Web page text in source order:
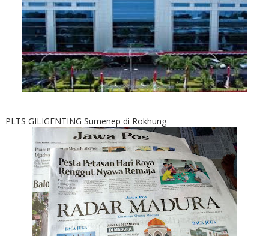
PLTS GILIGENTING Sumenep di Rokhung